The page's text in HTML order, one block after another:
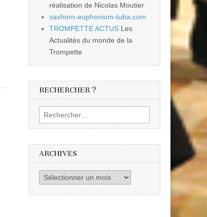
réalisation de Nicolas Moutier
saxhorn-euphonium-tuba.com
TROMPETTE ACTUS Les
Actualités du monde de la
Trompette
RECHERCHER ?
Rechercher :
ARCHIVES
Archives